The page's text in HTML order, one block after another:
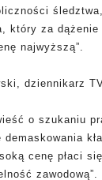
który za dążenie
najwyższą”.
dziennikarz
o szukaniu
cenę płaci
zawodową”.